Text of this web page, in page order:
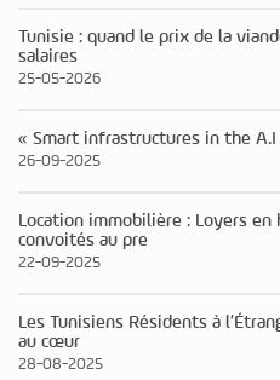
Tunisie : quand le prix de la
salaires
25-05-2026
« Smart infrastructures in the
26-09-2025
Location immobilière : Loyers
convoités au pre
22-09-2025
Les Tunisiens Résidents à
au cœur
28-08-2025